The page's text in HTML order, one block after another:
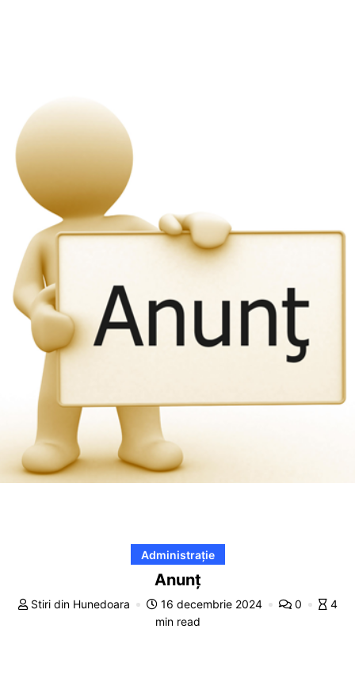
Administrație
Anunț
Stiri din Hunedoara 16 decembrie 2024 0
4
min read